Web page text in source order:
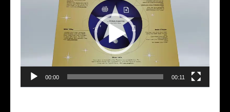
00:00 00:11